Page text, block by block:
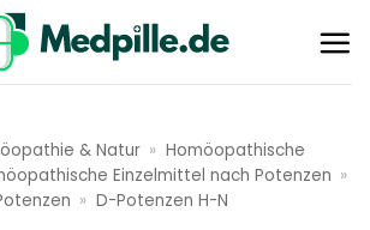
& Natur » Homöopathische
Einzelmittel nach Potenzen »
» D-Potenzen H-N